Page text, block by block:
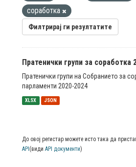
соработка
Филтрирај ги резултатите
Пратенички групи за соработка
Пратенички групи на Собранието за
парламенти 2020-2024
XLSX JSON
До овој регистар можете исто така да
API (види API документи)